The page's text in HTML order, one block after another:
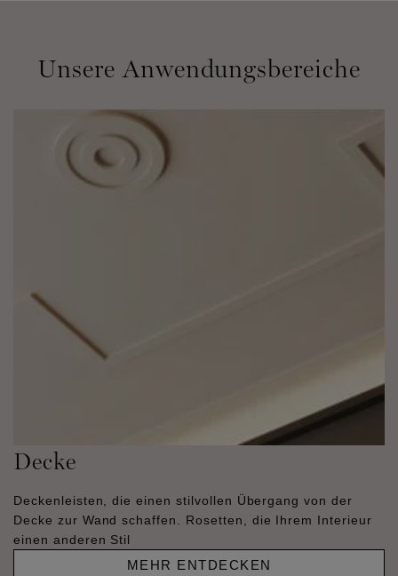
Unsere Anwendungsbereiche
Decke
Deckenleisten, die einen stilvollen Übergang von der
Decke zur Wand schaffen. Rosetten, die Ihrem Interieur
einen anderen Stil
MEHR ENTDECKEN